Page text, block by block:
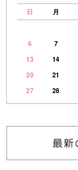
日
月
6
7
13
14
20
21
27
28